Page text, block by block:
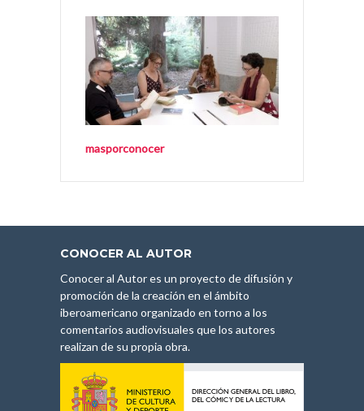
masporconocer
CONOCER AL AUTOR
Conocer al Autor es un proyecto de difusión y
promoción de la creación en el ámbito
iberoamericano organizado en torno a los
comentarios audiovisuales que los autores
realizan de su propia obra.